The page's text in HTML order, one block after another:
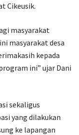
Cikeusik.
masyarakat
masyarakat desa
kepada
ini” ujar Dani
sekaligus
yang dilakukan
ke lapangan